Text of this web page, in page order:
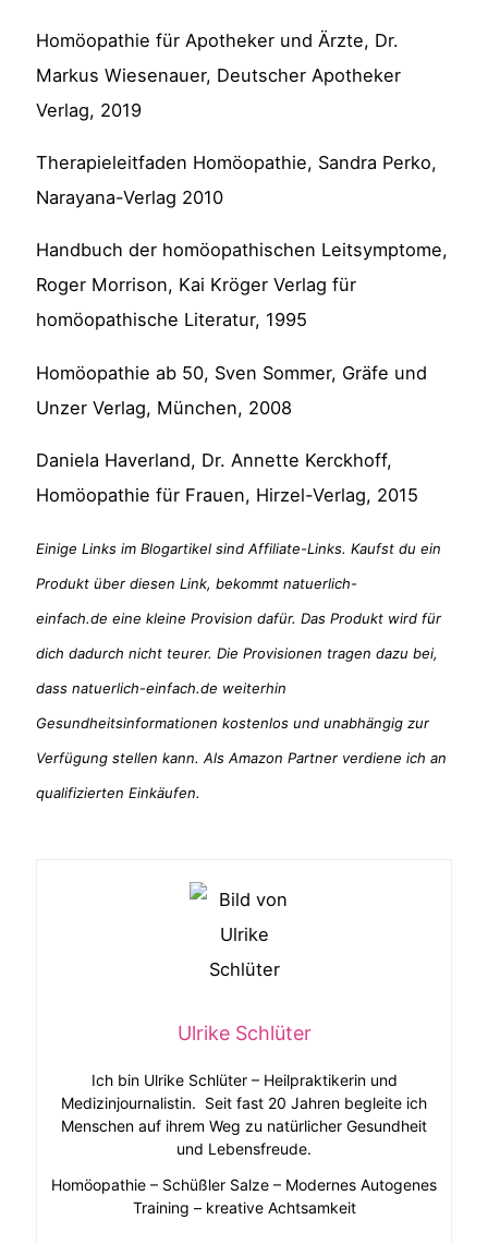
Homöopathie für Apotheker und Ärzte, Dr.
Markus Wiesenauer, Deutscher Apotheker
Verlag, 2019
Therapieleitfaden Homöopathie, Sandra Perko,
Narayana-Verlag 2010
Handbuch der homöopathischen Leitsymptome,
Roger Morrison, Kai Kröger Verlag für
homöopathische Literatur, 1995
Homöopathie ab 50, Sven Sommer, Gräfe und
Unzer Verlag, München, 2008
Daniela Haverland, Dr. Annette Kerckhoff,
Homöopathie für Frauen, Hirzel-Verlag, 2015
Einige Links im Blogartikel sind Affiliate-Links. Kaufst du ein
Produkt über diesen Link, bekommt natuerlich-
einfach.de eine kleine Provision dafür. Das Produkt wird für
dich dadurch nicht teurer. Die Provisionen tragen dazu bei,
dass natuerlich-einfach.de weiterhin
Gesundheitsinformationen kostenlos und unabhängig zur
Verfügung stellen kann. Als Amazon Partner verdiene ich an
qualifizierten Einkäufen.
Ulrike Schlüter
Ich bin Ulrike Schlüter – Heilpraktikerin und
Medizinjournalistin. Seit fast 20 Jahren begleite ich
Menschen auf ihrem Weg zu natürlicher Gesundheit
und Lebensfreude.
Homöopathie – Schüßler Salze – Modernes Autogenes
Training – kreative Achtsamkeit